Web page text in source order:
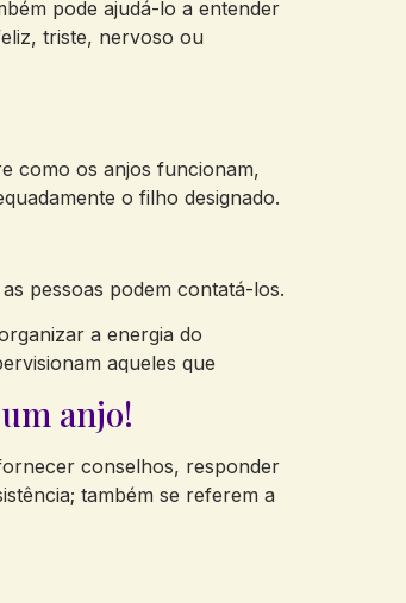
pode ajudá-lo a entender
triste, nervoso ou
como os anjos funcionam,
o filho designado.
pessoas podem contatá-los.
a energia do
aqueles que
anjo!
conselhos, responder
também se referem a